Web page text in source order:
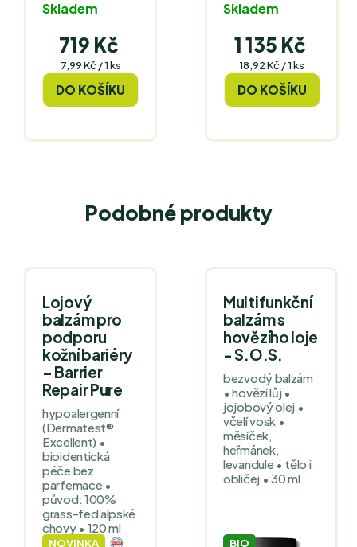
Skladem
719 Kč
Měrná
7,99 Kč / 1 ks
DO KOŠÍKU
Skladem
1 135 Kč
Měrná
18,92 Kč / 1 ks
DO KOŠÍKU
Podobné produkty
Lojový
balzám pro
podporu
kožní bariéry
– Barrier
Repair Pure
hypoalergenní
(Dermatest®
Excellent) •
bioidentická
péče bez
parfemace •
původ: 100%
grass-fed alpské
chovy • 120 ml
NOVINKA
Multifunkční
balzám s
hovězího loje
- S.O.S.
bezvodý balzám
• hovězí lůj •
jojobový olej •
včelí vosk •
měsíček,
heřmánek,
levandule • tělo i
obličej • 30 ml
BIO